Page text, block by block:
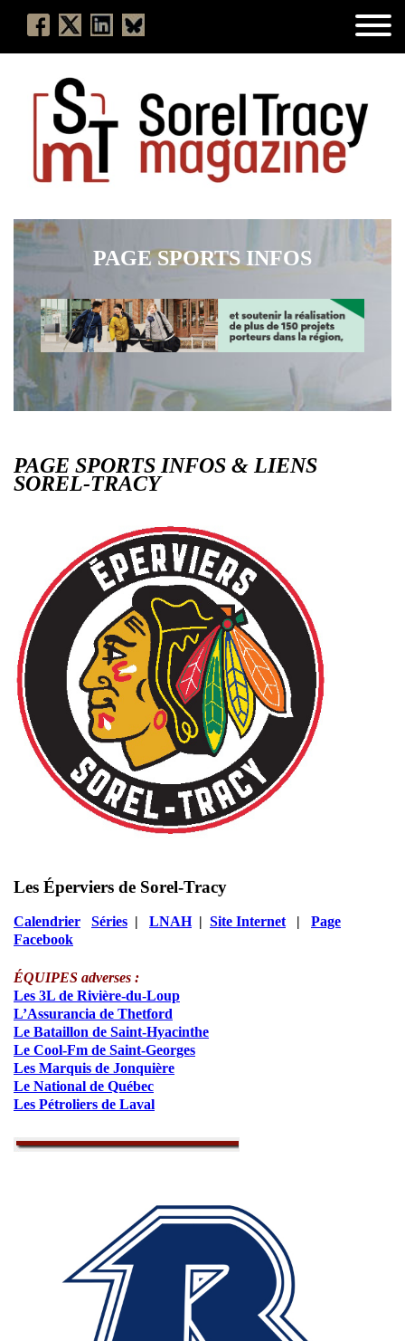
PAGE SPORTS INFOS
PAGE SPORTS INFOS & LIENS
SOREL-TRACY
Les Éperviers de Sorel-Tracy
Calendrier Séries | LNAH| Site Internet | Page
Facebook
ÉQUIPES adverses :
Les 3L de Rivière-du-Loup
L’Assurancia de Thetford
Le Bataillon de Saint-Hyacinthe
Le Cool-Fm de Saint-Georges
Les Marquis de Jonquière
Le National de Québec
Les Pétroliers de Laval